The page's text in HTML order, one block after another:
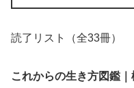
読了リスト（全33冊）
これからの生き方図鑑